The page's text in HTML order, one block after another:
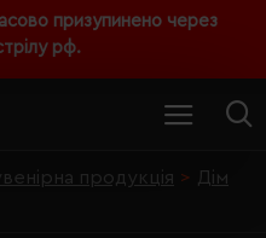
призупинено через
рф.
продукція
Дім